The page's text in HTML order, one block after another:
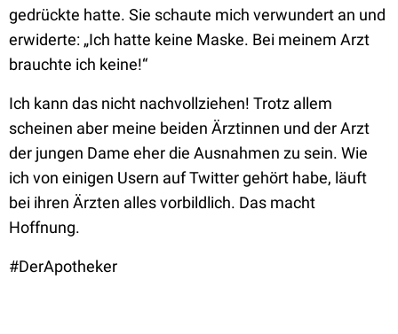
gedrückte hatte. Sie schaute mich verwundert an und
erwiderte: „Ich hatte keine Maske. Bei meinem Arzt
brauchte ich keine!“
Ich kann das nicht nachvollziehen! Trotz allem
scheinen aber meine beiden Ärztinnen und der Arzt
der jungen Dame eher die Ausnahmen zu sein. Wie
ich von einigen Usern auf Twitter gehört habe, läuft
bei ihren Ärzten alles vorbildlich. Das macht
Hoffnung.
#DerApotheker